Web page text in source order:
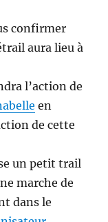
confirmer
aura lieu à
l’action de
en
de cette
un petit trail
marche de
dans le